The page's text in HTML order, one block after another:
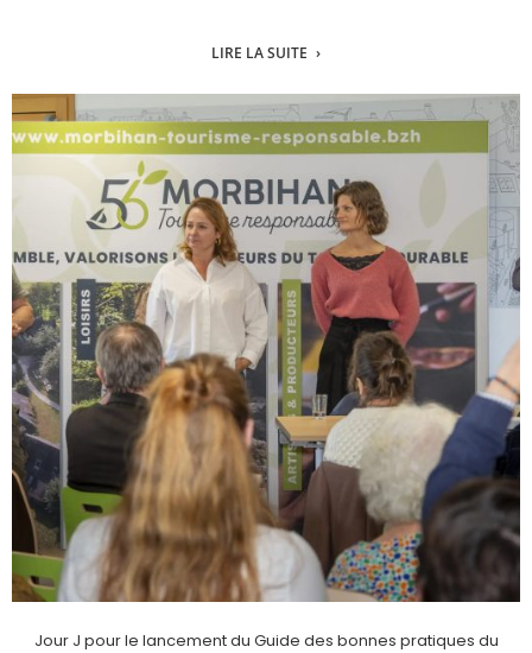
LIRE LA SUITE
Jour J pour le lancement du Guide des bonnes pratiques du